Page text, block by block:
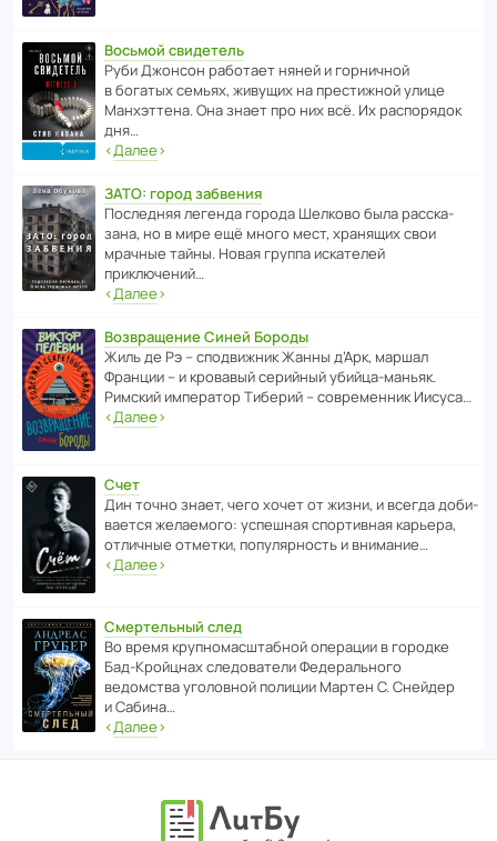
Восьмой свидетель
Руби Джонсон рабо­тает няней и горни­чной
в богатых семьях, живущих на прес­ти­жной улице
Манх­эт­тена. Она знает про них всё. Их распо­рядок
дня…
‹Далее›
ЗАТО: город забвения
После­дняя легенда города Шелково была расска­
зана, но в мире ещё много мест, хранящих свои
мрачные тайны. Новая группа иска­телей
приключений…
‹Далее›
Возвращение Синей Бороды
Жиль де Рэ – спод­ви­жник Жанны д’Арк, маршал
Франции – и кровавый серийный убийца-маньяк.
Римский импе­ратор Тиберий – совре­менник Иисуса…
‹Далее›
Счет
Дин точно знает, чего хочет от жизни, и всегда доби­
ва­ется жела­е­мого: успе­шная спор­ти­вная карьера,
отли­чные отметки, попу­ля­р­ность и внимание…
‹Далее›
Смертельный след
Во время круп­но­мас­ш­та­бной операции в городке
Бад‑Крой­цнах следо­ва­тели Феде­раль­ного
ведомства уголо­вной полиции Мартен С. Снейдер
и Сабина…
‹Далее›